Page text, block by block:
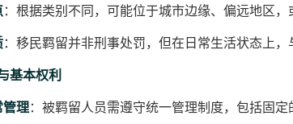
：根据类别不同，可能位于城市边缘、偏远地区，
：移民羁留并非刑事处罚，但在日常生活状态上，
基本权利
管理：被羁留人员需遵守统一管理制度，包括固